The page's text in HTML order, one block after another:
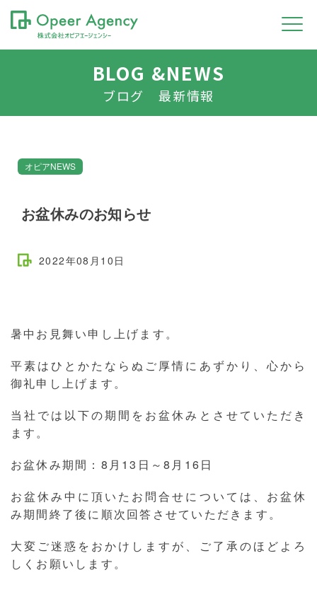
BLOG &NEWS
ブログ 最新情報
オピアNEWS
お盆休みのお知らせ
2022年08月10日
暑中お見舞い申し上げます。
平素はひとかたならぬご厚情にあずかり、心から
御礼申し上げます。
当社では以下の期間をお盆休みとさせていただき
ます。
お盆休み期間：8月13日～8月16日
お盆休み中に頂いたお問合せについては、お盆休
み期間終了後に順次回答させていただきます。
大変ご迷惑をおかけしますが、ご了承のほどよろ
しくお願いします。